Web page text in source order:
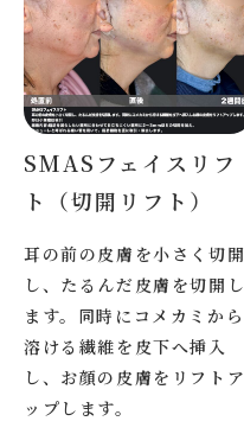
SMASフェイスリフ
ト（切開リフト）
耳の前の皮膚を小さく切開
し、たるんだ皮膚を切開し
ます。同時にコメカミから
溶ける繊維を皮下へ挿入
し、お顔の皮膚をリフトア
ップします。